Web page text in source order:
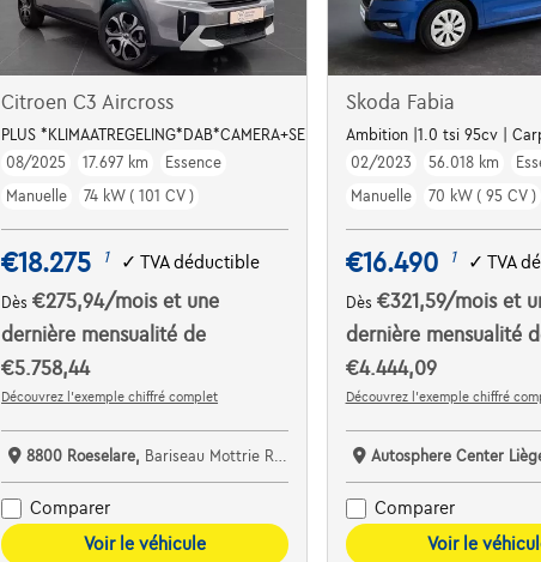
Citroen C3 Aircross
PLUS *KLIMAATREGELING*DAB*CAMERA+SENSOREN*CRUISE CONTROL*
08/2025
17.697 km
Essence
Manuelle
74 kW ( 101 CV )
€18.275 1 ✓TVA déductible
Dès€275,94/moiset une
dernière mensualité de
€5.758,44
Découvrez l’exemple chiffré complet
8800 Roeselare, Bariseau Mottrie Roeselare Noord
Comparer
Voir le véhicule
Skoda Fabia
Ambition |1.0 tsi 95cv |
02/2023
56.018 km
Manuelle
70 kW ( 95 CV )
€16.490 1 ✓ TVA
Dès €321,59/mois et
dernière mensualité
€4.444,09
Découvrez l’exemple chiffré
Autosphere Center
Comparer
Voir le